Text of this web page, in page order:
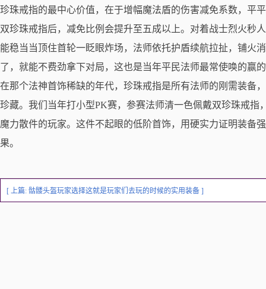
珍珠戒指的最中心价值，在于增幅魔法盾的伤害减免系数，平
双珍珠戒指后，减免比例会提升至五成以上。对着战士烈火秒
能稳当当顶住首轮一眨眼炸场，法师依托护盾续航拉扯，铺火
了，就能不费劲拿下对局，这也是当年平民法师最常使唤的赢
在那个法神首饰稀缺的年代，珍珠戒指是所有法师的刚需装备
珍藏。我们当年打小型PK赛，参赛法师清一色佩戴双珍珠戒指
魔力散件的玩家。这件不起眼的低阶首饰，用硬实力证明装备
果。
[ 上篇: 骷髅头盔玩家选择这就是玩家们去玩的时候的实用装备 ]